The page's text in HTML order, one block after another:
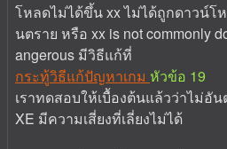
โหลดไม่ได้ขึ้น xx ไม่ได้ถูกดาวน์โ
นตราย หรือ xx is not commonly
angerous มีวิธีแก้ที่
กระทู้วิธีแก้ปัญหาเกม หัวข้อ 19
เราทดสอบให้เบื้องต้นแล้วว่าไม่อั
XE มีความเสี่ยงที่เลี่ยงไม่ได้